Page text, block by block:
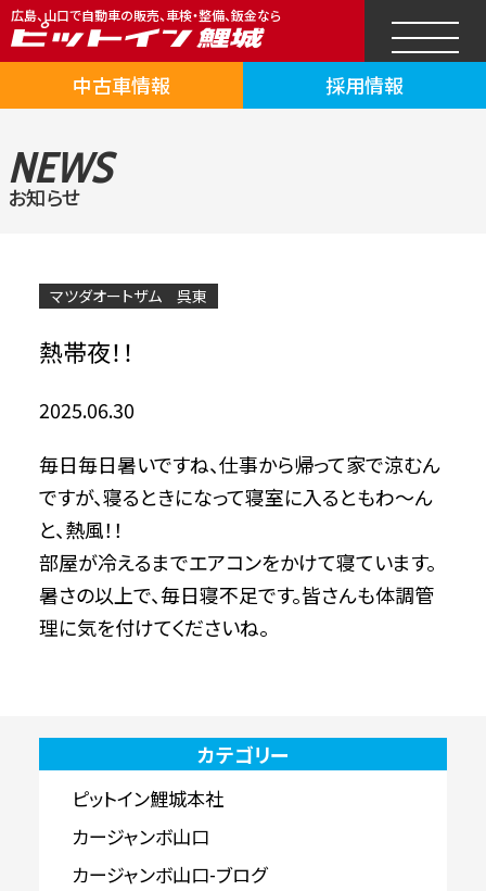
広島、山口で自動車の販売、車検・整備、鈑金なら
中古車情報 採用情報
NEWS
お知らせ
マツダオートザム 呉東
熱帯夜！！
2025.06.30
毎日毎日暑いですね、仕事から帰って家で涼むん
ですが、寝るときになって寝室に入るともわ～ん
と、熱風！！
部屋が冷えるまでエアコンをかけて寝ています。
暑さの以上で、毎日寝不足です。皆さんも体調管
理に気を付けてくださいね。
カテゴリー
ピットイン鯉城本社
カージャンボ山口
カージャンボ山口-ブログ